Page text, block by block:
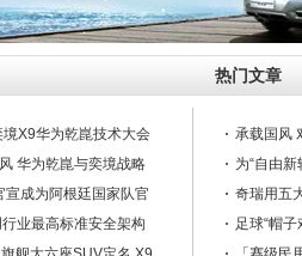
热门文章
X9华为乾崑技术大会
华为乾崑与奕境战略
成为阿根廷国家队官
业最高标准安全架构
承载国风
为“自由
奇瑞用五
足球“帽